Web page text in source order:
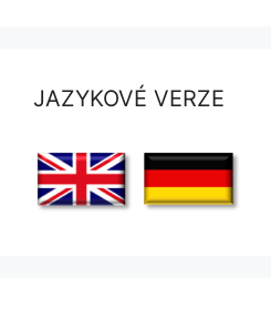
JAZYKOVÉ VERZE